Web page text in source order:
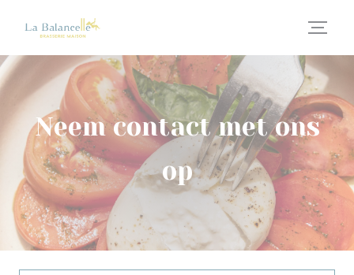
Neem contact met ons
op